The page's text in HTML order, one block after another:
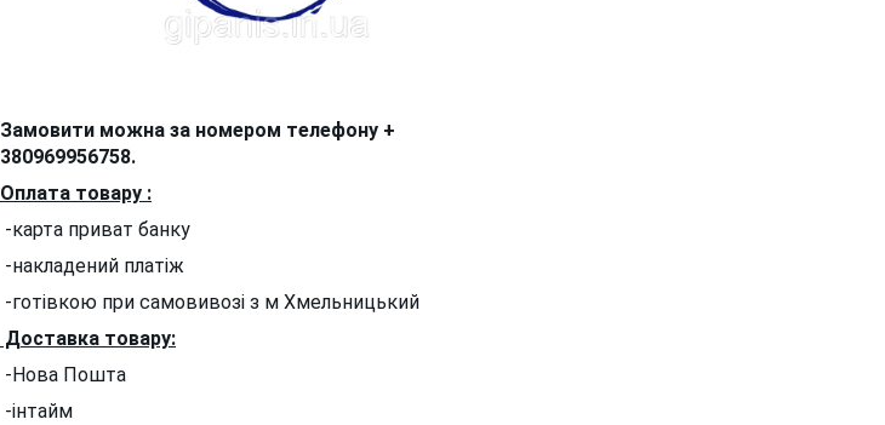
Замовити можна за номером телефону +
380969956758.
Оплата товару :
-карта приват банку
-накладений платіж
-готівкою при самовивозі з м Хмельницький
Доставка товару:
-Нова Пошта
-інтайм